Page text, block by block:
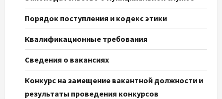
Порядок поступления и кодекс этики
Квалификационные требования
Сведения о вакансиях
Конкурс на замещение вакантной должности и
результаты проведения конкурсов